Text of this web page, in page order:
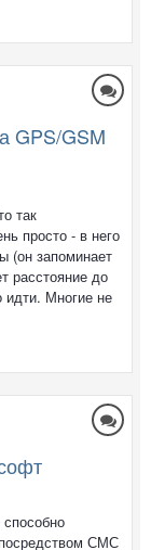
GPS/GSM
так
просто - в него
(он запоминает
расстояние до
идти. Многие не
СМС